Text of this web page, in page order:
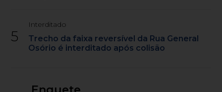
5
Interditado
Trecho da faixa reversível da Rua General
Osório é interditado após colisão